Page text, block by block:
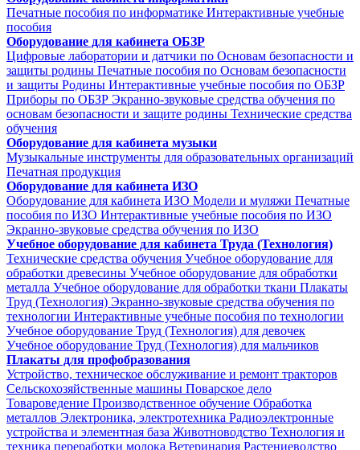
Печатные пособия по информатике Интерактивные учебные
пособия
Оборудование для кабинета ОБЗР
Цифровые лаборатории и датчики по Основам безопасности и
защиты родины Печатные пособия по Основам безопасности
и защиты Родины Интерактивные учебные пособия по ОБЗР
Приборы по ОБЗР Экранно-звуковые средства обучения по
основам безопасности и защите родины Технические средства
обучения
Оборудование для кабинета музыки
Музыкальные инструменты для образовательных организаций
Печатная продукция
Оборудование для кабинета ИЗО
Оборудование для кабинета ИЗО Модели и муляжи Печатные
пособия по ИЗО Интерактивные учебные пособия по ИЗО
Экранно-звуковые средства обучения по ИЗО
Учебное оборудование для кабинета Труда (Технология)
Технические средства обучения Учебное оборудование для
обработки древесины Учебное оборудование для обработки
металла Учебное оборудование для обработки ткани Плакаты
Труд (Технология) Экранно-звуковые средства обучения по
технологии Интерактивные учебные пособия по технологии
Учебное оборудование Труд (Технология) для девочек
Учебное оборудование Труд (Технология) для мальчиков
Плакаты для профобразования
Устройство, техническое обслуживание и ремонт тракторов
Сельскохозяйственные машины Поварское дело
Товароведение Производственное обучение Обработка
металлов Электроника, электротехника Радиоэлектронные
устройства и элементная база Животноводство Технология и
техника переработки молока Ветеринария Растениеводство